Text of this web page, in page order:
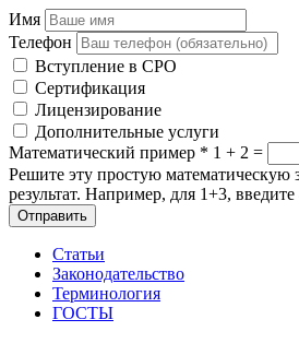
Имя
Телефон
Вступление в СРО
Сертификация
Лицензирование
Дополнительные услуги
Математический пример * 1 + 2 =
Решите эту простую математическую
результат. Например, для 1+3, введите
Отправить
Статьи
Законодательство
Терминология
ГОСТЫ